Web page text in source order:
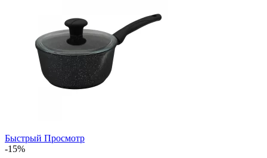
Быстрый Просмотр
-15%